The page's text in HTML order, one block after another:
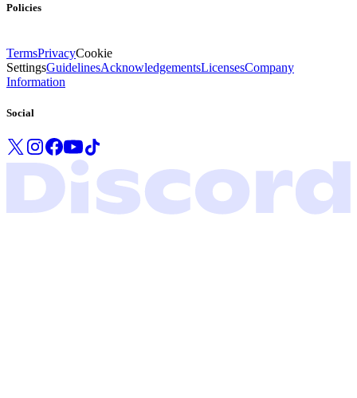
Policies
TermsPrivacyCookie
SettingsGuidelinesAcknowledgementsLicensesCompany
Information
Social